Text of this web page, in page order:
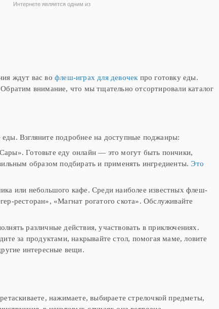
Интернете является одним из
ждут вас вофлеш-играх для девочек про готовку еды.
внимание, что мы тщательно отсортировали каталог
Взгляните подробнее на доступные поджанры:
Готовьте еду онлайн — это могут быть пончики,
образом подбирать и применять ингредиенты.Это
или небольшого кафе. Среди наиболее известных флеш-
ресторан», «Магнат рогатого скота». Обслуживайте
различные действия, участвовать в приключениях.
за продуктами, накрывайте стол, помогая маме, ловите
интересные вещи.
нажимаете, выбираете стрелочкой предметы,